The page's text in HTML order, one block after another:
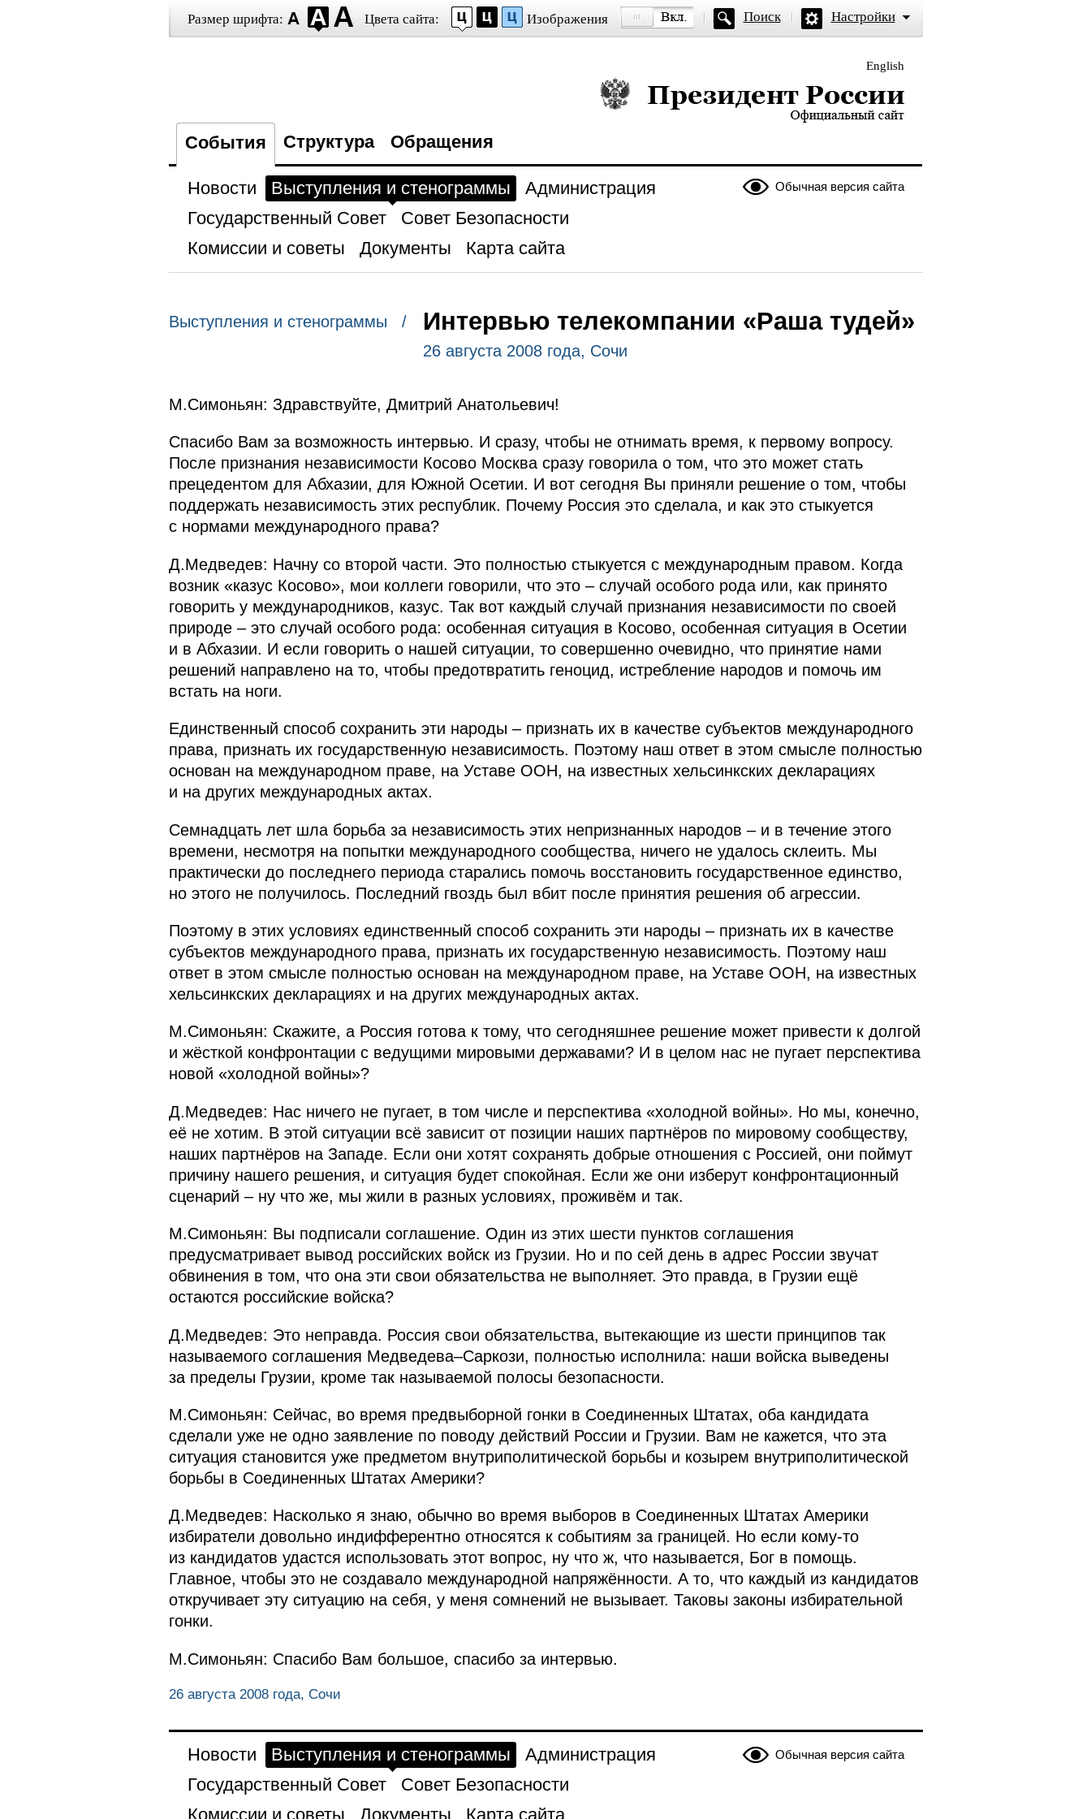
Размер шрифта: Цвета сайта: Изображения Поиск Настройки
English
Президент России — официальный сайт
События Структура Обращения
Обычная версия сайта
Новости Выступления и стенограммы
Администрация
Государственный Совет
Совет Безопасности
Комиссии и советы
Документы Карта сайта
Выступления и стенограммы / Интервью телекомпании «Раша тудей»
26 августа 2008 года, Сочи
М.Симоньян: Здравствуйте, Дмитрий Анатольевич!
Спасибо Вам за возможность интервью. И сразу, чтобы не отнимать время, к первому вопросу.
После признания независимости Косово Москва сразу говорила о том, что это может стать
прецедентом для Абхазии, для Южной Осетии. И вот сегодня Вы приняли решение о том, чтобы
поддержать независимость этих республик. Почему Россия это сделала, и как это стыкуется
с нормами международного права?
Д.Медведев: Начну со второй части. Это полностью стыкуется с международным правом. Когда
возник «казус Косово», мои коллеги говорили, что это – случай особого рода или, как принято
говорить у международников, казус. Так вот каждый случай признания независимости по своей
природе – это случай особого рода: особенная ситуация в Косово, особенная ситуация в Осетии
и в Абхазии. И если говорить о нашей ситуации, то совершенно очевидно, что принятие нами
решений направлено на то, чтобы предотвратить геноцид, истребление народов и помочь им
встать на ноги.
Единственный способ сохранить эти народы – признать их в качестве субъектов международного
права, признать их государственную независимость. Поэтому наш ответ в этом смысле полностью
основан на международном праве, на Уставе ООН, на известных хельсинкских декларациях
и на других международных актах.
Семнадцать лет шла борьба за независимость этих непризнанных народов – и в течение этого
времени, несмотря на попытки международного сообщества, ничего не удалось склеить. Мы
практически до последнего периода старались помочь восстановить государственное единство,
но этого не получилось. Последний гвоздь был вбит после принятия решения об агрессии.
Поэтому в этих условиях единственный способ сохранить эти народы – признать их в качестве
субъектов международного права, признать их государственную независимость. Поэтому наш
ответ в этом смысле полностью основан на международном праве, на Уставе ООН, на известных
хельсинкских декларациях и на других международных актах.
М.Симоньян: Скажите, а Россия готова к тому, что сегодняшнее решение может привести к долгой
и жёсткой конфронтации с ведущими мировыми державами? И в целом нас не пугает перспектива
новой «холодной войны»?
Д.Медведев: Нас ничего не пугает, в том числе и перспектива «холодной войны». Но мы, конечно,
её не хотим. В этой ситуации всё зависит от позиции наших партнёров по мировому сообществу,
наших партнёров на Западе. Если они хотят сохранять добрые отношения с Россией, они поймут
причину нашего решения, и ситуация будет спокойная. Если же они изберут конфронтационный
сценарий – ну что же, мы жили в разных условиях, проживём и так.
М.Симоньян: Вы подписали соглашение. Один из этих шести пунктов соглашения
предусматривает вывод российских войск из Грузии. Но и по сей день в адрес России звучат
обвинения в том, что она эти свои обязательства не выполняет. Это правда, в Грузии ещё
остаются российские войска?
Д.Медведев: Это неправда. Россия свои обязательства, вытекающие из шести принципов так
называемого соглашения Медведева–Саркози, полностью исполнила: наши войска выведены
за пределы Грузии, кроме так называемой полосы безопасности.
М.Симоньян: Сейчас, во время предвыборной гонки в Соединенных Штатах, оба кандидата
сделали уже не одно заявление по поводу действий России и Грузии. Вам не кажется, что эта
ситуация становится уже предметом внутриполитической борьбы и козырем внутриполитической
борьбы в Соединенных Штатах Америки?
Д.Медведев: Насколько я знаю, обычно во время выборов в Соединенных Штатах Америки
избиратели довольно индифферентно относятся к событиям за границей. Но если кому‑то
из кандидатов удастся использовать этот вопрос, ну что ж, что называется, Бог в помощь.
Главное, чтобы это не создавало международной напряжённости. А то, что каждый из кандидатов
откручивает эту ситуацию на себя, у меня сомнений не вызывает. Таковы законы избирательной
гонки.
М.Симоньян: Спасибо Вам большое, спасибо за интервью.
26 августа 2008 года, Сочи
Обычная версия сайта
Новости Выступления и стенограммы
Администрация
Государственный Совет
Совет Безопасности
Комиссии и советы
Документы Карта сайта